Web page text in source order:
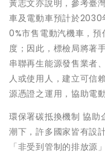
黃志文亦說明，參考臺
車及電動車預計於
0%市售電動汽機車，
度；因此，標檢局將著
串聯再生能源發售業者
人或使用人，建立可信
源憑證之運用，協助電
環保署碳抵換機制 協助
潮下，許多國家皆有設
「非受到管制的排放源